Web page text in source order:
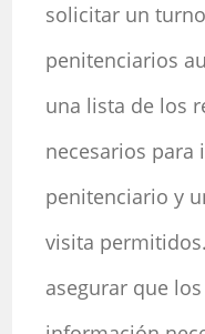
solicitar un
penitenciarios
una lista de los
necesarios para
penitenciario y
visita
asegurar que